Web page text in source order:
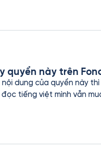
quyển này trên
dung của quyển này
tiếng việt mình vẫn